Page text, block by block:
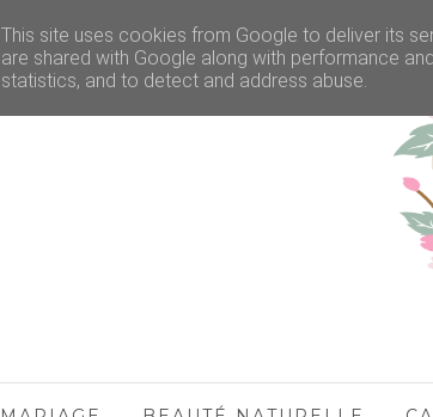
This site uses cookies from Google to deliver its
are shared with Google along with performance
statistics, and to detect and address abuse.